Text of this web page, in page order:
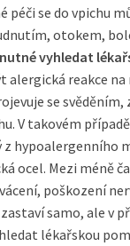
péči se do vpichu
otokem,
nutné vyhledat
alergická reakce
se svěděním,
V takovém
hypoalergenního
ocel. Mezi méně
poškození
samo, ale v
lékařskou